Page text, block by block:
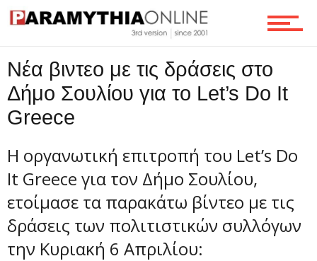
Τεχνολογία
Ροή
Νέα βιντεο με τις δράσεις στο
Δήμο Σουλίου για το Let’s Do It
Greece
H οργανωτική επιτροπή του Let’s Do
It Greece για τον Δήμο Σουλίου,
ετοίμασε τα παρακάτω βίντεο με τις
δράσεις των πολιτιστικών συλλόγων
την Κυριακή 6 Απριλίου: